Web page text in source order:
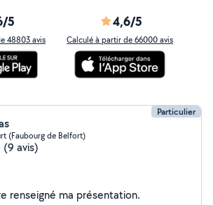
5
48803 avis
4,6/5
Calculé à partir de 66000 avis
Particulier
(Faubourg de Belfort)
(9 avis)
Je n'ai pas encore renseigné ma présentation.